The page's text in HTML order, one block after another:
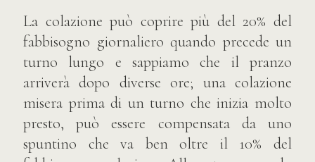
La colazione può coprire più del 20% del
fabbisogno giornaliero quando precede un
turno lungo e sappiamo che il pranzo
arriverà dopo diverse ore; una colazione
misera prima di un turno che inizia molto
presto, può essere compensata da uno
spuntino che va ben oltre il 10% del